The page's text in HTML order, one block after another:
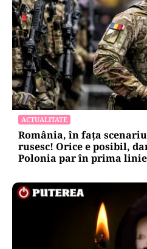
ACTUALITATE
România, în fața
rusesc! Orice e posibil,
Polonia par în prima